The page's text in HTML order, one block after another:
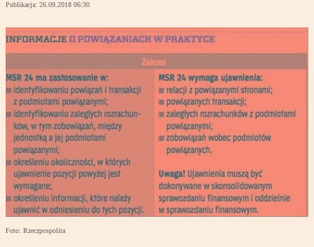
Publikacja: 26.09.2018 06:30
Foto: Rzeczpospolita